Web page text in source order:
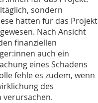
sondern
hätten für das Projekt
Nach Ansicht
finanziellen
auch ein
eines Schadens
fehle es zudem, wenn
des